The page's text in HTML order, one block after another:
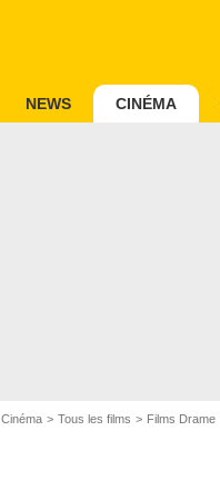
NEWS CINÉMA
Cinéma Tous les films Films Drame